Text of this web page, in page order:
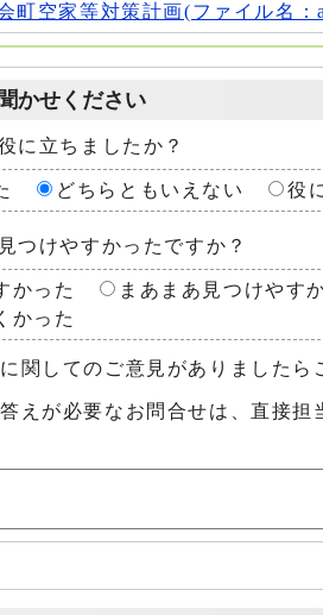
町空家等対策計画(ファイル名
かせください
に立ちましたか？
どちらともいえない 役
つけやすかったですか？
かった まあまあ見つけやす
かった
関してのご意見がありましたら
答えが必要なお問合せは、直接